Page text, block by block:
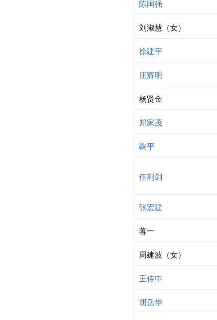
陈国强
刘淑慧 （女）
徐建平
庄辉明
杨贤金
郑家茂
鞠平
任利剑
张宏建
蒋一
周建波 （女）
王传中
胡岳华